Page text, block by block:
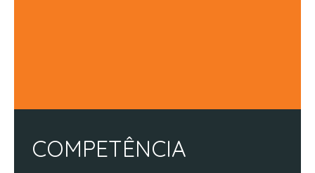
COMPETÊNCIA